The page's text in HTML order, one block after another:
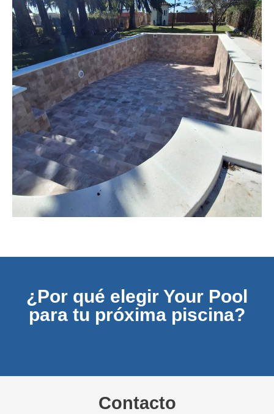
¿Por qué elegir Your Pool
para tu próxima piscina?
Contacto